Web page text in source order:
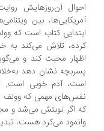
آن‌روزهایش روایت
بین ویتنامی‌ها،
کتاب است که وولف در
تلاش می‌کند به
محبت کند و می‌گوید عزم
نشان دهد به‌خلاف دیگر
آدم خوبی است. در
مهمی که وولف در فراز
اگر نوبتش می‌شد و مجبور
می‌کرد هست، تبدیل